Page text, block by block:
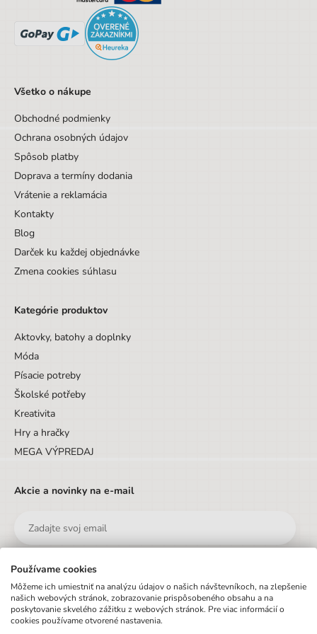
Všetko o nákupe
Obchodné podmienky
Ochrana osobných údajov
Spôsob platby
Doprava a termíny dodania
Vrátenie a reklamácia
Kontakty
Blog
Darček ku každej objednávke
Zmena cookies súhlasu
Kategórie produktov
Aktovky, batohy a doplnky
Móda
Písacie potreby
Školské potřeby
Kreativita
Hry a hračky
MEGA VÝPREDAJ
Akcie a novinky na e-mail
Prihlásením na odber newsletteru vyjadrujete súhlas s
Používame cookies
Môžeme ich umiestniť na analýzu údajov o našich návštevníkoch, na zlepšenie
našich webových stránok, zobrazovanie prispôsobeného obsahu a na
poskytovanie skvelého zážitku z webových stránok. Pre viac informácií o
cookies používame otvorené nastavenia.